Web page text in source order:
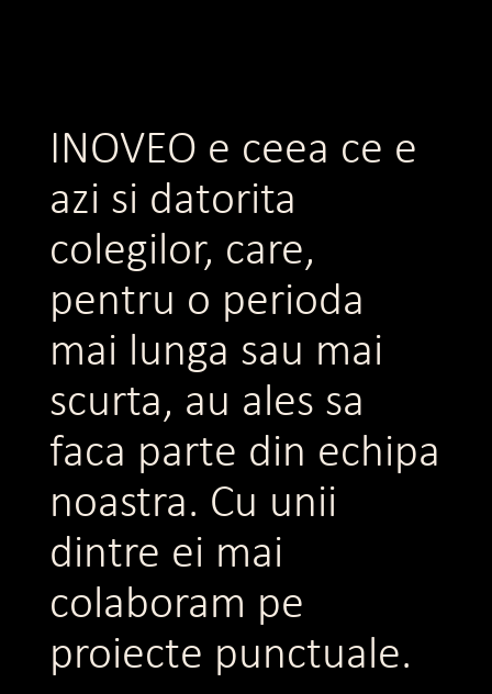
INOVEO e ceea ce e
azi si datorita
colegilor, care,
pentru o perioda
mai lunga sau mai
scurta, au ales sa
faca parte din echipa
noastra. Cu unii
dintre ei mai
colaboram pe
proiecte punctuale.